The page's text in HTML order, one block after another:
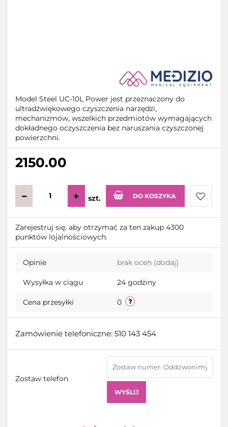
Model Steel UC-10L Power jest przeznaczony do
ultradźwiękowego czyszczenia narzędzi,
mechanizmów, wszelkich przedmiotów wymagających
dokładnego oczyszczenia bez naruszania czyszczonej
powierzchni.
2150.00
szt. DO KOSZYKA
Do
Zarejestruj się, aby otrzymać za ten zakup 4300
punktów lojalnościowych.
Opinie brak ocen (dodaj)
Wysyłka w ciągu 24 godziny
Cena przesyłki 0
Zamówienie telefoniczne: 510 143 454
Zostaw telefon
WYŚLIJ